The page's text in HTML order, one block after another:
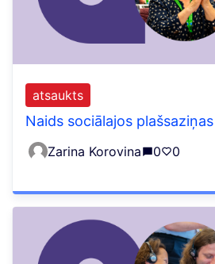
Naids sociālajos
atsaukts
Zarina Korovina 0 0